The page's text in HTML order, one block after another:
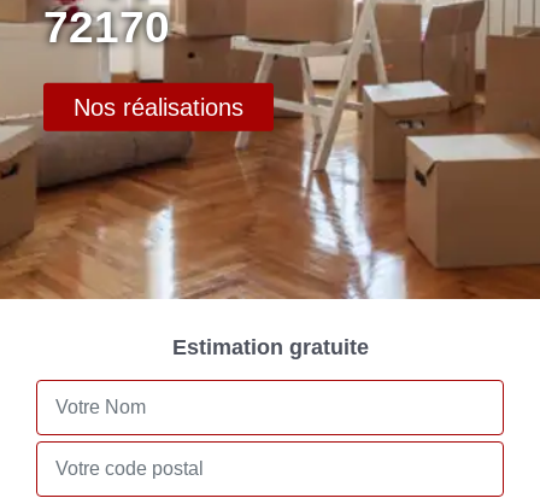
72170
Nos réalisations
Estimation gratuite